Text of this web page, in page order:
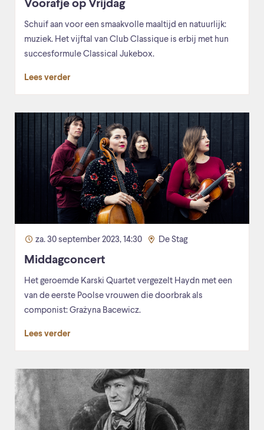
Voorafje op Vrijdag
Schuif aan voor een smaakvolle maaltijd en natuurlijk:
muziek. Het vijftal van Club Classique is erbij met hun
succesformule Classical Jukebox.
Lees verder
za. 30 september 2023, 14:30 De Stag
Middagconcert
Het geroemde Karski Quartet vergezelt Haydn met een
van de eerste Poolse vrouwen die doorbrak als
componist: Grażyna Bacewicz.
Lees verder